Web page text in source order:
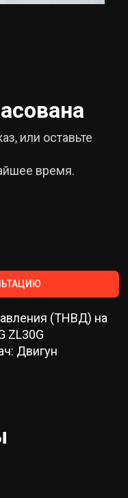
или оставьте
время.
(ТНВД) на
ZL30G
Двигун